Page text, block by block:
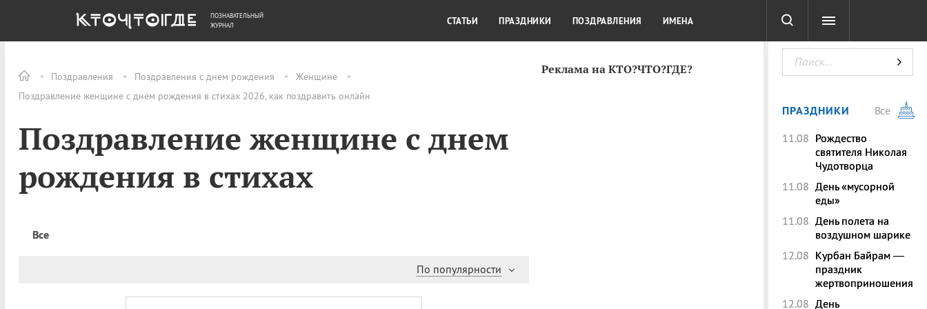
Поздравления Поздравления с днем рождения
Женщине
Поздравление женщине с днем рождения в стихах 2026, как поздравить онлайн
Поздравление женщине с днем
рождения в стихах
Все
По популярности
Реклама на КТО?ЧТО?ГДЕ?
ОБЩЕСТВО ДЕНЬГИ КУЛЬТУРА КРАСОТА ТЕСТЫ
ПОЗНАВАТЕЛЬНЫЙ
ЖУРНАЛ
СТАТЬИ ПРАЗДНИКИ ПОЗДРАВЛЕНИЯ ИМЕНА
ПРАЗДНИКИ
Все
11.08 Рождество
святителя Николая
Чудотворца
11.08 День «мусорной
еды»
11.08 День полета на
воздушном шарике
12.08 Курбан Байрам —
праздник
жертвоприношения
12.08 День